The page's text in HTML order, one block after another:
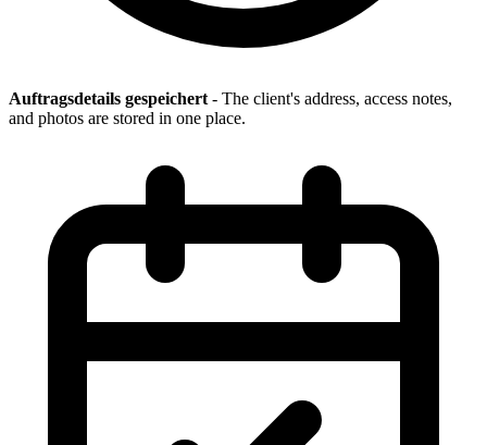
Auftragsdetails gespeichert - The client's address, access notes,
and photos are stored in one place.